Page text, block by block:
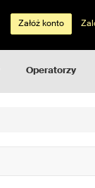
Załóż konto
Operatorzy